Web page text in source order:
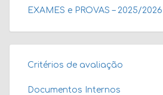
EXAMES e PROVAS – 2025/2026
Critérios de avaliação
Documentos Internos